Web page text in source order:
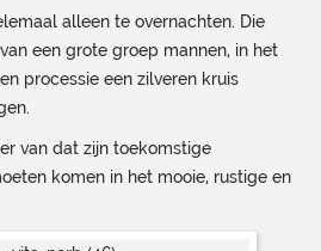
alleen te overnachten. Die
een grote groep mannen, in het
processie een zilveren kruis
van dat zijn toekomstige
komen in het mooie, rustige en